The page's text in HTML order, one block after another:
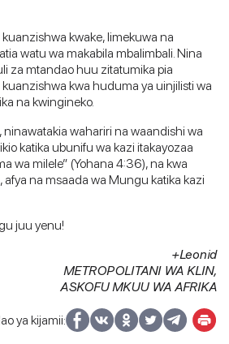
kwake, limekuwa na
watu wa makabila mbalimbali. Nina
za mtandao huu zitatumika pia
kwa huduma ya uinjilisti wa
na kwingineko.
ninawatakia wahariri na waandishi wa
katika ubunifu wa kazi itakayozaa
wa milele” (Yohana 4:36), na kwa
afya na msaada wa Mungu katika kazi
juu yenu!
+Leonid
METROPOLITANI WA KLIN,
ASKOFU MKUU WA AFRIKA
ya kijamii: